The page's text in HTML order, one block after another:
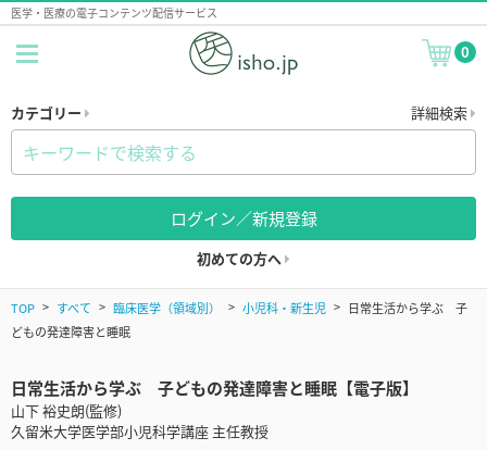
医学・医療の電子コンテンツ配信サービス
0
カテゴリー 詳細検索
ログイン／新規登録
初めての方へ
TOP すべて 臨床医学（領域別） 小児科・新生児
日常生活から学ぶ 子
どもの発達障害と睡眠
日常生活から学ぶ 子どもの発達障害と睡眠【電子版】
山下 裕史朗(監修)
久留米大学医学部小児科学講座 主任教授